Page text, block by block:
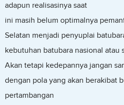
adapun realisasinya saat
ini masih belum optimalnya
Selatan menjadi penyuplai
kebutuhan batubara nasional atau
Akan tetapi kedepannya jangan
dengan pola yang akan berakibat
pertambangan